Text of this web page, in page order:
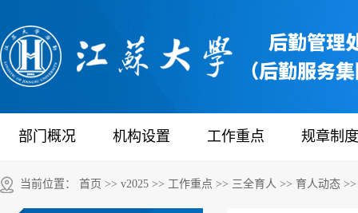
部门概况 机构设置 工作重点 规章制度
当前位置： 首页 >> v2025 >> 工作重点 >> 三全育人 >> 育人动态